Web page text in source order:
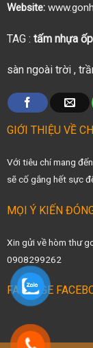
Website:
TAG : tấm nhựa
sàn ngoài trời,
GIỚI THIỆU VỀ
Với tiêu chí mang
sẽ cố gắng hết sực
MỌI Ý KIẾN
Xin gửi về hòm thư
0908299262
FANPAGE